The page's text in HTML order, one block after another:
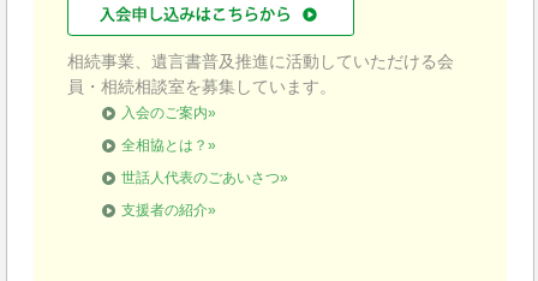
相続事業、遺言書普及推進に活動していただける会
員・相続相談室を募集しています。
入会のご案内»
全相協とは？»
世話人代表のごあいさつ»
支援者の紹介»